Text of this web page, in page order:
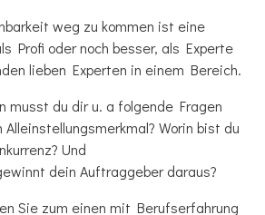
weg zu kommen ist eine
Profi oder noch besser, als Experte
lieben Experten in einem Bereich.
musst du dir u. a folgende Fragen
Worin bist du
Und
dein Auftraggeber daraus?
Sie zum einen mit Berufserfahrung